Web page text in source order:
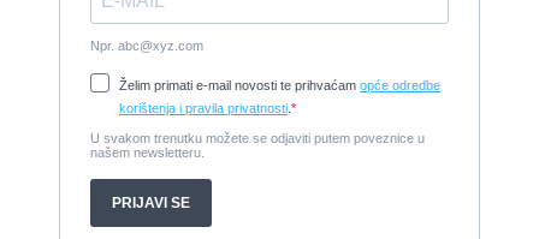
Damor 900 FURIA - EXTRA OPREMA - PRILIKA - SNIŽENA
CIJENA
2008, 8,98 x 3 m, Yanmar 200kW - unutranji, diesel
Cijena:65.000 EUR
Prodajem jedrilicu ELAN 31 S
Cijena:27.000 EUR
1998, 19 x 5 m, Volvo penta 306ks